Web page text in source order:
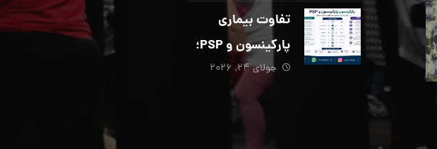
مصنوعی تا تحریک
عمقی مغز
تفاوت بیماری
پارکینسون و PSP؛
از تشخیص تا
توانبخشی تخصصی
در منزل_بخش پنجم
جولای ۲۴, ۲۰۲۶